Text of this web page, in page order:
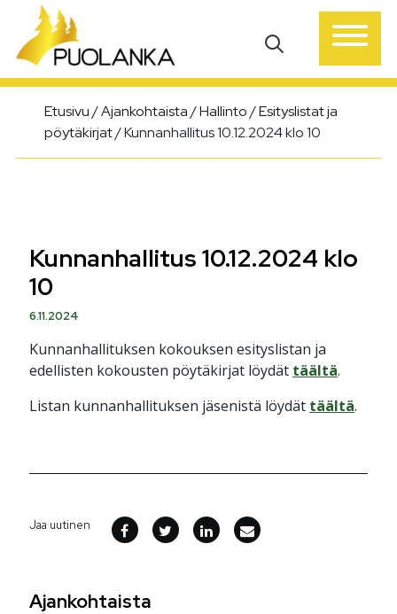
Päävalikko
Etusivu/Ajankohtaista/Hallinto/Esityslistat ja
pöytäkirjat/Kunnanhallitus 10.12.2024 klo 10
Kunnanhallitus 10.12.2024 klo
10
6.11.2024
Kunnanhallituksen kokouksen esityslistan ja
edellisten kokousten pöytäkirjat löydät täältä.
Listan kunnanhallituksen jäsenistä löydät täältä.
Jaa uutinen
Ajankohtaista